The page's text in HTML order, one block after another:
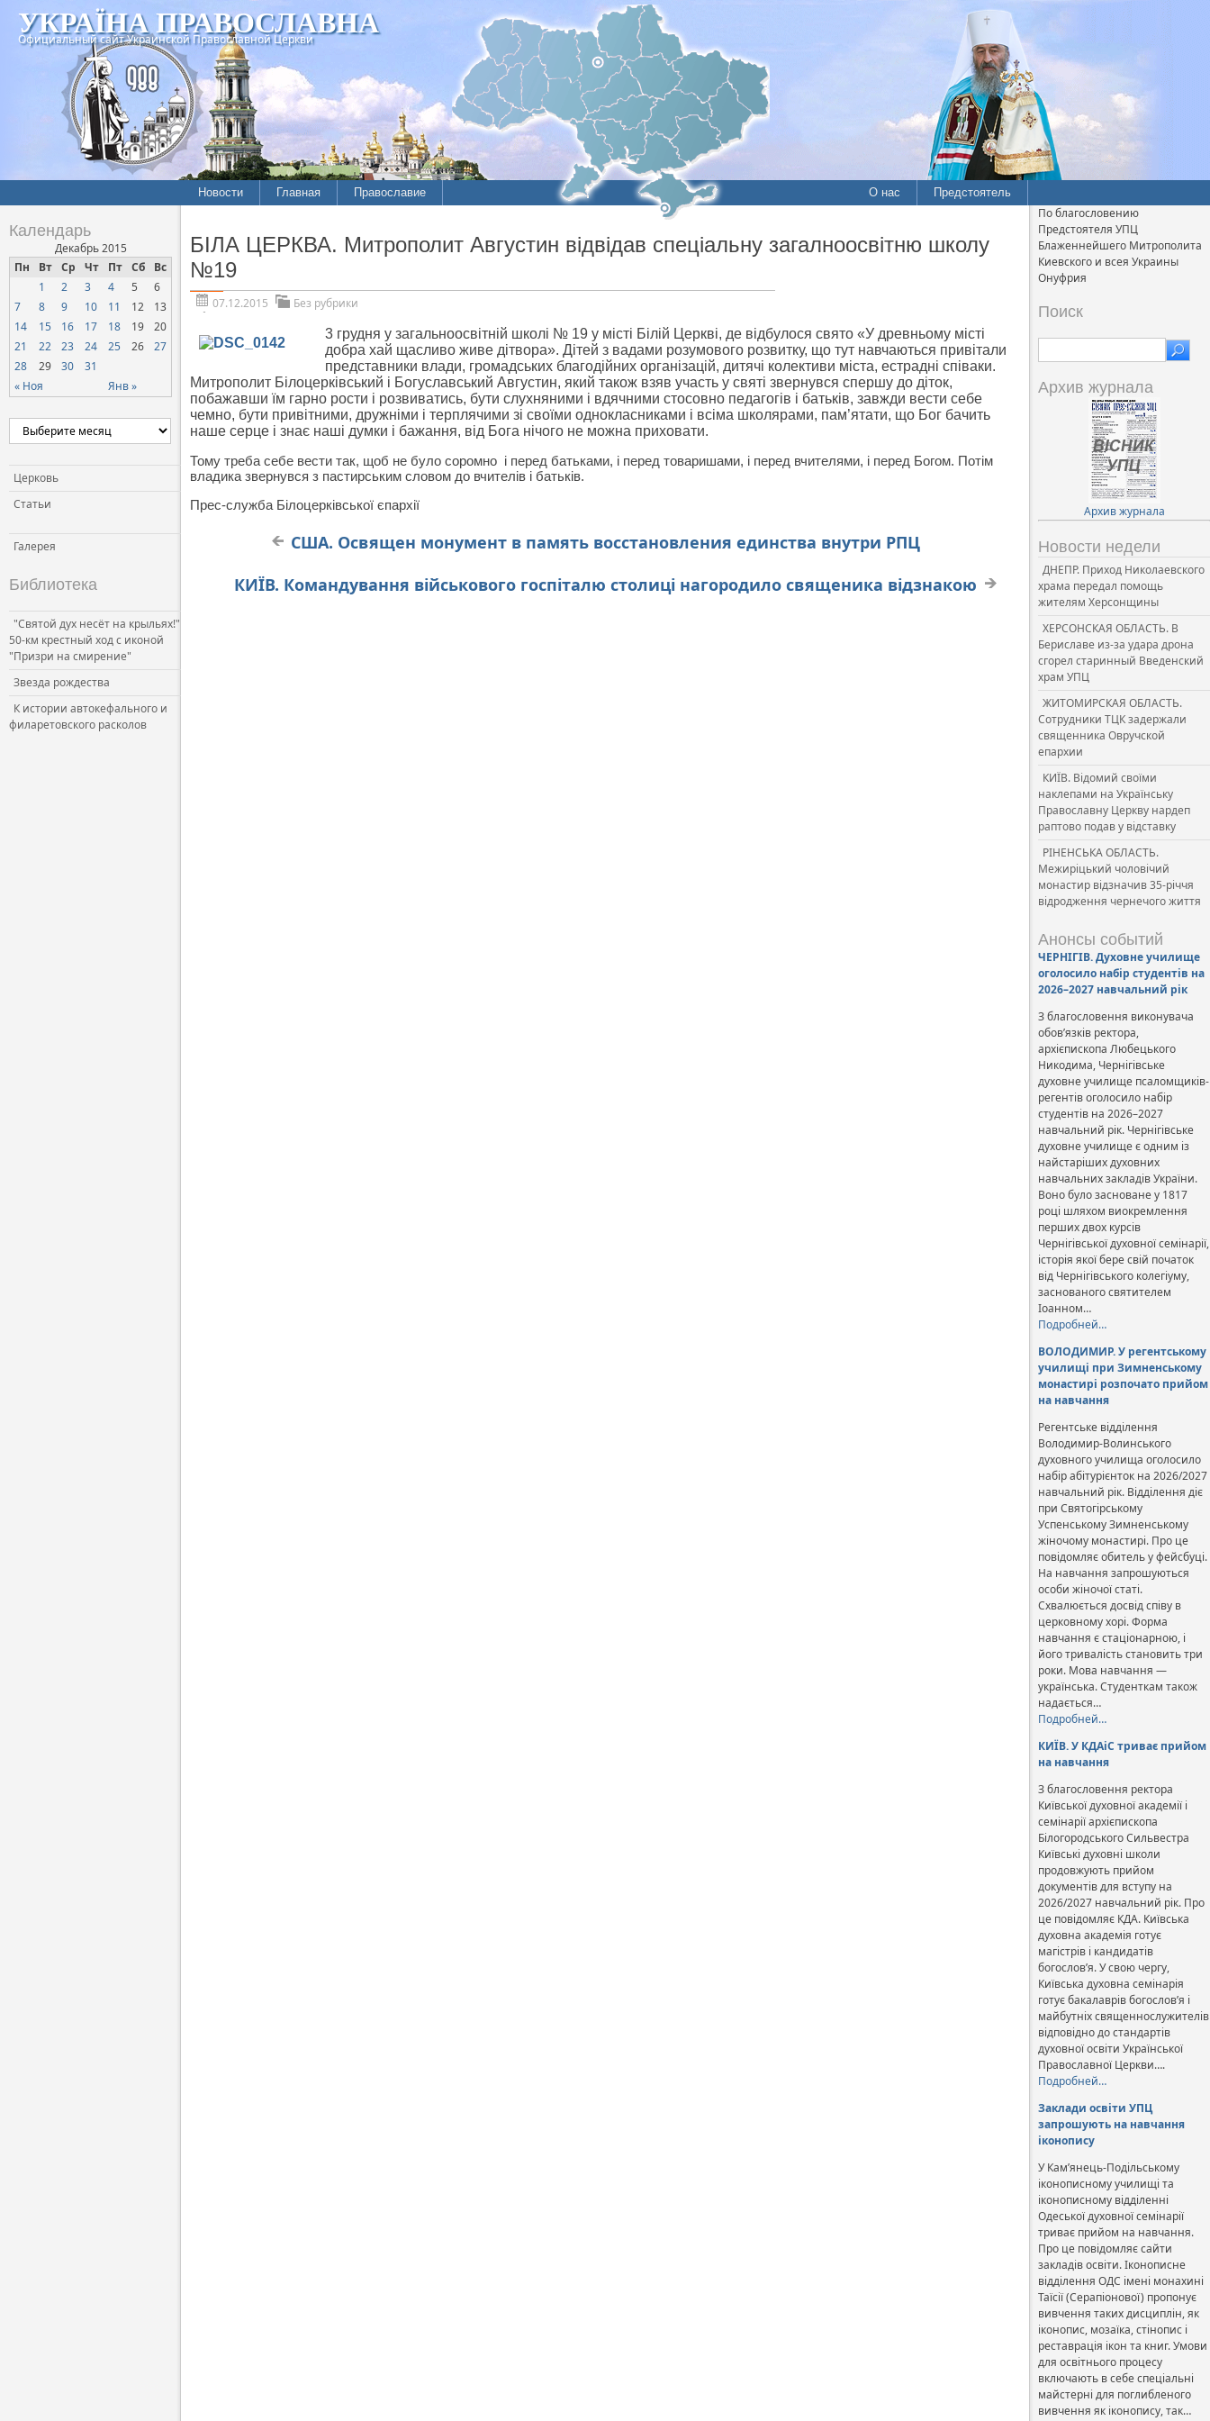
УКРАЇНА ПРАВОСЛАВНА
Официальный сайт Украинской Православной Церкви
Новости Главная Православие О нас Предстоятель
Календарь
Декабрь 2015
Пн
Вт Ср Чт Пт Сб Вс
« Ноя Янв »
1 2 3 4 5
6
7
8 9 10 11 12
13
14
15 16 17 18 19
20
21
22 23 24 25 26
27
28
29 30 31
Церковь
Статьи
Галерея
Библиотека
"Святой дух несёт на крыльях!"
50-км крестный ход с иконой
"Призри на смирение"
Звезда рождества
К истории автокефального и
филаретовского расколов
БІЛА ЦЕРКВА. Митрополит Августин відвідав спеціальну загалноосвітню школу
№19
07.12.2015
Без рубрики
3 грудня у загальноосвітній школі № 19 у місті Білій Церкві, де відбулося свято «У древньому місті
добра хай щасливо живе дітвора». Дітей з вадами розумового розвитку, що тут навчаються привітали
представники влади, громадських благодійних організацій, дитячі колективи міста, естрадні співаки.
Митрополит Білоцерківський і Богуславський Августин, який також взяв участь у святі звернувся спершу до діток,
побажавши їм гарно рости і розвиватись, бути слухняними і вдячними стосовно педагогів і батьків, завжди вести себе
чемно, бути привітними, дружніми і терплячими зі своїми однокласниками і всіма школярами, пам’ятати, що Бог бачить
наше серце і знає наші думки і бажання, від Бога нічого не можна приховати.
Тому треба себе вести так, щоб не було соромно і перед батьками, і перед товаришами, і перед вчителями, і перед Богом. Потім
владика звернувся з пастирським словом до вчителів і батьків.
Прес-служба Білоцерківської єпархії
США. Освящен монумент в память восстановления единства внутри РПЦ
КИЇВ. Командування військового госпіталю столиці нагородило священика відзнакою
По благословению
Предстоятеля УПЦ
Блаженнейшего Митрополита
Киевского и всея Украины
Онуфрия
Поиск
Архив журнала
Архив журнала
Новости недели
ДНЕПР. Приход Николаевского
храма передал помощь
жителям Херсонщины
ХЕРСОНСКАЯ ОБЛАСТЬ. В
Бериславе из-за удара дрона
сгорел старинный Введенский
храм УПЦ
ЖИТОМИРСКАЯ ОБЛАСТЬ.
Сотрудники ТЦК задержали
священника Овручской
епархии
КИЇВ. Відомий своїми
наклепами на Українську
Православну Церкву нардеп
раптово подав у відставку
РІНЕНСЬКА ОБЛАСТЬ.
Межиріцький чоловічий
монастир відзначив 35-річчя
відродження чернечого життя
Анонсы событий
ЧЕРНІГІВ. Духовне училище
оголосило набір студентів на
2026–2027 навчальний рік
З благословення виконувача
обов’язків ректора,
архієпископа Любецького
Никодима, Чернігівське
духовне училище псаломщиків-
регентів оголосило набір
студентів на 2026–2027
навчальний рік. Чернігівське
духовне училище є одним із
найстаріших духовних
навчальних закладів України.
Воно було засноване у 1817
році шляхом виокремлення
перших двох курсів
Чернігівської духовної семінарії,
історія якої бере свій початок
від Чернігівського колегіуму,
заснованого святителем
Іоанном…
Подробней…
ВОЛОДИМИР. У регентському
училищі при Зимненському
монастирі розпочато прийом
на навчання
Регентське відділення
Володимир-Волинського
духовного училища оголосило
набір абітурієнток на 2026/2027
навчальний рік. Відділення діє
при Святогірському
Успенському Зимненському
жіночому монастирі. Про це
повідомляє обитель у фейсбуці.
На навчання запрошуються
особи жіночої статі.
Схвалюється досвід співу в
церковному хорі. Форма
навчання є стаціонарною, і
його тривалість становить три
роки. Мова навчання —
українська. Студенткам також
надається…
Подробней…
КИЇВ. У КДАіС триває прийом
на навчання
З благословення ректора
Київської духовної академії і
семінарії архієпископа
Білогородського Сильвестра
Київські духовні школи
продовжують прийом
документів для вступу на
2026/2027 навчальний рік. Про
це повідомляє КДА. Київська
духовна академія готує
магістрів і кандидатів
богослов’я. У свою чергу,
Київська духовна семінарія
готує бакалаврів богослов’я і
майбутніх священнослужителів
відповідно до стандартів
духовної освіти Української
Православної Церкви….
Подробней…
Заклади освіти УПЦ
запрошують на навчання
іконопису
У Кам’янець-Подільському
іконописному училищі та
іконописному відділенні
Одеської духовної семінарії
триває прийом на навчання.
Про це повідомляє сайти
закладів освіти. Іконописне
відділення ОДС імені монахині
Таїсії (Серапіонової) пропонує
вивчення таких дисциплін, як
іконопис, мозаїка, стінопис і
реставрація ікон та книг. Умови
для освітнього процесу
включають в себе спеціальні
майстерні для поглибленого
вивчення як іконопису, так…